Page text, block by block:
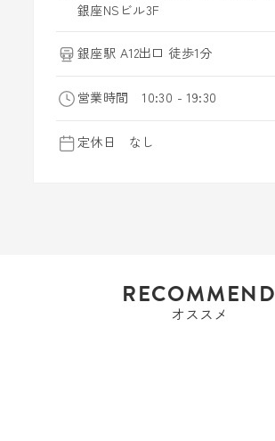
銀座NSビル3F
銀座駅 A12出口 徒歩1分
営業時間 10:30 - 19:30
定休日 なし
RECOMMEND
オススメ